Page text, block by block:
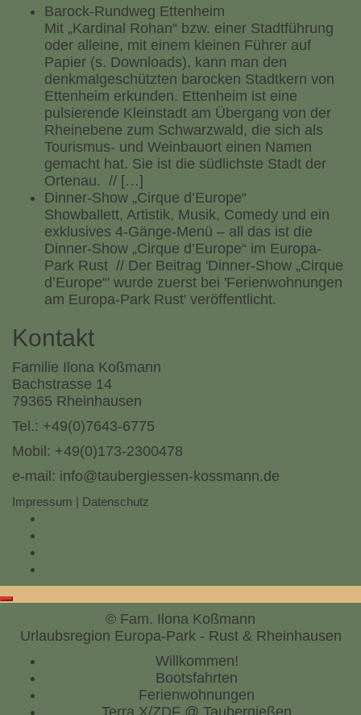
Barock-Rundweg Ettenheim
Mit „Kardinal Rohan“ bzw. einer Stadtführung
oder alleine, mit einem kleinen Führer auf
Papier (s. Downloads), kann man den
denkmalgeschützten barocken Stadtkern von
Ettenheim erkunden. Ettenheim ist eine
pulsierende Kleinstadt am Übergang von der
Rheinebene zum Schwarzwald, die sich als
Tourismus- und Weinbauort einen Namen
gemacht hat. Sie ist die südlichste Stadt der
Ortenau. // […]
Dinner-Show „Cirque d’Europe“
Showballett, Artistik, Musik, Comedy und ein
exklusives 4-Gänge-Menü – all das ist die
Dinner-Show „Cirque d’Europe“ im Europa-
Park Rust // Der Beitrag 'Dinner-Show „Cirque
d’Europe“' wurde zuerst bei 'Ferienwohnungen
am Europa-Park Rust' veröffentlicht.
Kontakt
Familie Ilona Koßmann
Bachstrasse 14
79365 Rheinhausen
Tel.: +49(0)7643-6775
Mobil: +49(0)173-2300478
e-mail: info@taubergiessen-kossmann.de
Impressum | Datenschutz
Scroll
top
© Fam. Ilona Koßmann
Urlaubsregion Europa-Park - Rust & Rheinhausen
Willkommen!
Bootsfahrten
Ferienwohnungen